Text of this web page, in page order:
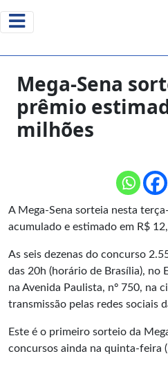
Mega-Sena
prêmio
milhões
A Mega-Sena sorteia nesta
acumulado e estimado em R$
As seis dezenas do concurso
das 20h (horário de Brasília), no
na Avenida Paulista, nº 750, na
transmissão pelas redes sociais
Este é o primeiro sorteio da
concursos ainda na quinta-feira